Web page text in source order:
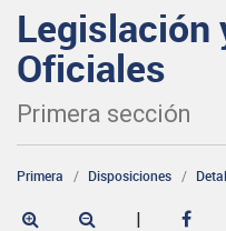
Legislación
Oficiales
Primera sección
Primera Disposiciones
|